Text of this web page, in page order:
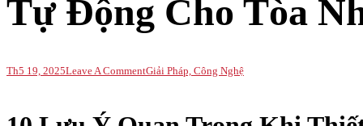
Tự Động Cho Tòa
Th5 19, 2025Leave A CommentOn
Giải Pháp, Công Nghệ